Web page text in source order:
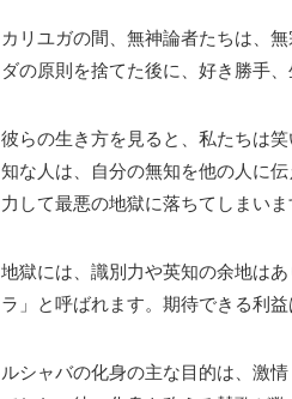
カリユガの間、無神論者たちは、
ダの原則を捨てた後に、好き勝手、
彼らの生き方を見ると、私たちは
知な人は、自分の無知を他の人に
力して最悪の地獄に落ちてしまいま
地獄には、識別力や英知の余地は
ラ」と呼ばれます。期待できる利益
ルシャバの化身の主な目的は、激